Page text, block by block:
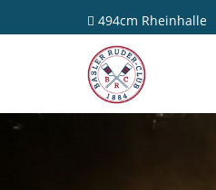
494cm Rheinhalle